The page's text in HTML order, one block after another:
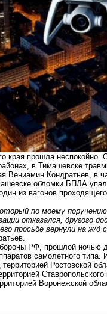
края прошла неспокойно.
в Тимашевске
Вениамин Кондратьев, в
обломки БПЛА
из вагонов
по моему
отказался, другого
просьбе вернули на
РФ, прошлой ночью
самолетного
Ростовской
Воронежской